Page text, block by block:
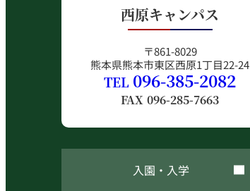
西原キャンパス
〒861-8029
熊本県熊本市東区西原1丁目22-24
TEL 096-385-2082
FAX 096-285-7663
入園・入学